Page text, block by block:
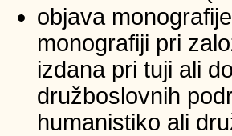
objava
monografiji pri
izdana pri tuji ali
družboslovnih
humanistiko ali